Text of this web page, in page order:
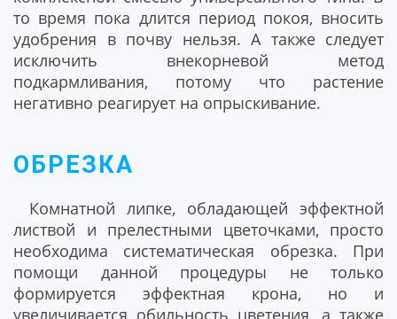
то время пока длится период покоя, вносить
удобрения в почву нельзя. А также следует
исключить внекорневой метод
подкармливания, потому что растение
негативно реагирует на опрыскивание.
ОБРЕЗКА
Комнатной липке, обладающей эффектной
листвой и прелестными цветочками, просто
необходима систематическая обрезка. При
помощи данной процедуры не только
формируется эффектная крона, но и
увеличивается обильность цветения, а также